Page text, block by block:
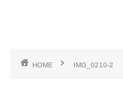
HOME IMG_0210-2